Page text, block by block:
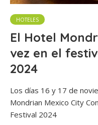
HOTELES
El Hotel
vez en el
2024
Los días 16 y 17 de
Mondrian Mexico City
Festival 2024